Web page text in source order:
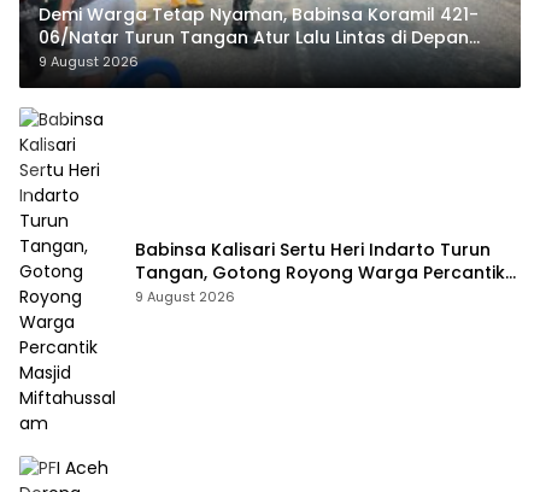
Demi Warga Tetap Nyaman, Babinsa Koramil 421-
06/Natar Turun Tangan Atur Lalu Lintas di Depan
Masjid Baiturrohim
9 August 2026
Babinsa Kalisari Sertu Heri Indarto Turun
Tangan, Gotong Royong Warga Percantik
Masjid Miftahussalam
9 August 2026